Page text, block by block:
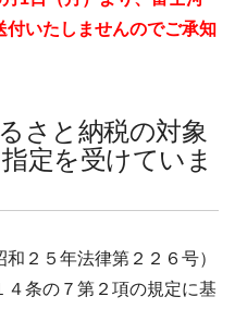
付いたしませんのでご承知
さと納税の対象
定を受けていま
２５年法律第２２６号）
条の７第２項の規定に基